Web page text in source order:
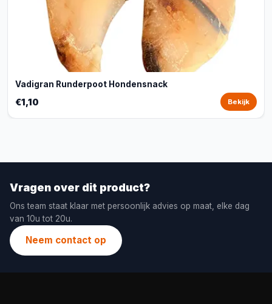
Vadigran Runderpoot Hondensnack
€1,10 Bekijk
Vragen over dit product?
Ons team staat klaar met persoonlijk advies op maat, elke dag
van 10u tot 20u.
Neem contact op